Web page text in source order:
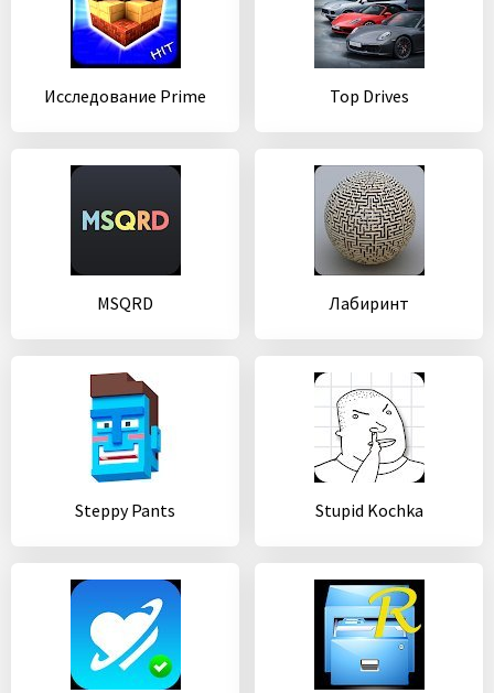
Исследование Prime Top Drives
MSQRD Лабиринт
Steppy Pants Stupid Kochka